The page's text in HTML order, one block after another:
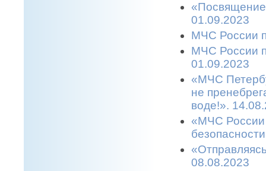
01.09.2023
МЧС России
МЧС России
01.09.2023
«МЧС
не
воде!».
«МЧС России
08.08.2023